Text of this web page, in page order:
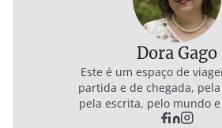
Dora Gago
Este é um espaço de
partida e de chegada,
pela escrita, pelo mundo